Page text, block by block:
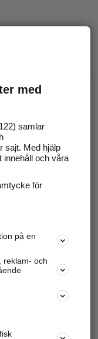
med
samlar
sajt. Med hjälp
innehåll och våra
för
på en
reklam- och